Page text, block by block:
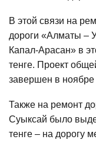
В этой связи на
дороги «Алматы –
Капал-Арасан» в
тенге. Проект
завершен в
Также на ремонт
Суыксай было
тенге – на дорогу